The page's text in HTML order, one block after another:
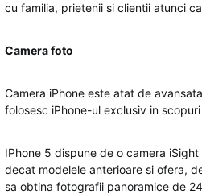
cu familia, prietenii si clientii atunci
Camera foto
Camera iPhone este atat de
folosesc iPhone-ul exclusiv in
IPhone 5 dispune de o camera
decat modelele anterioare si ofera,
sa obtina fotografii panoramice de